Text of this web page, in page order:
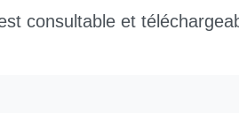
consultable et